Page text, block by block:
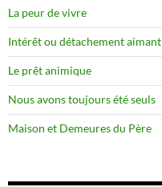
La peur de vivre
Intérêt ou détachement aimant
Le prêt animique
Nous avons toujours été seuls
Maison et Demeures du Père